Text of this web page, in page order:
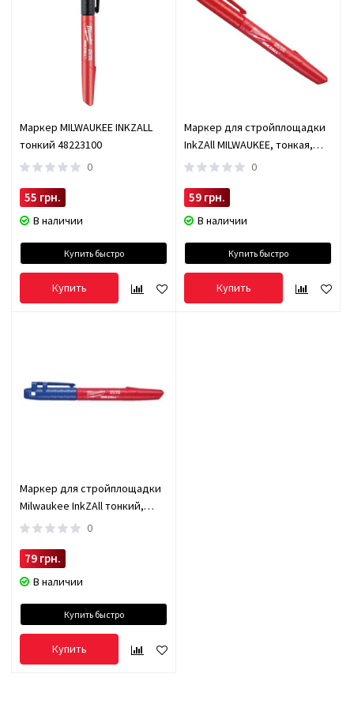
Маркер MILWAUKEE INKZALL
тонкий 48223100
0
55 грн.
В наличии
Купить быстро
Купить
Маркер для стройплощадки
InkZAll MILWAUKEE, тонкая,
красная (48223170)
0
59 грн.
В наличии
Купить быстро
Купить
Маркер для стройплощадки
Milwaukee InkZAll тонкий,
синий 48223180
0
79 грн.
В наличии
Купить быстро
Купить